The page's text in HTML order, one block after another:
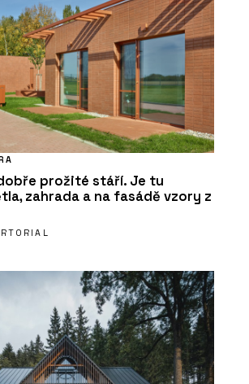
prožité stáří. Je tu
zahrada a na fasádě vzory z